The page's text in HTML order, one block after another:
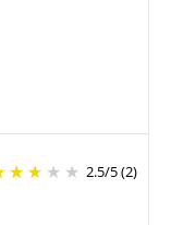
2.5/5(2)